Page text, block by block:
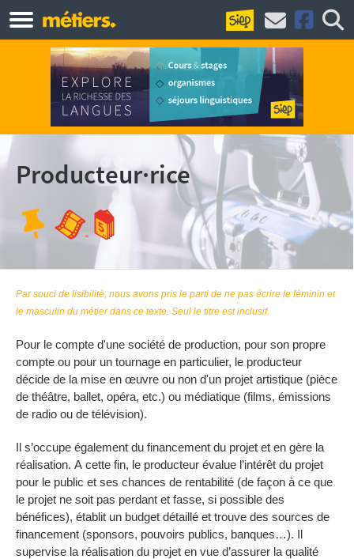
Producteur·rice
Par souci de lisibilité, nous avons pris le parti de ne pas écrire le féminin et
le masculin du métier dans ce texte. Seul le titre est inclusif.
Pour le compte d'une société de production, pour son propre
compte ou pour un tournage en particulier, le producteur
décide de la mise en œuvre ou non d'un projet artistique (pièce
de théâtre, ballet, opéra, etc.) ou médiatique (films, émissions
de radio ou de télévision).
Il s’occupe également du financement du projet et en gère la
réalisation. A cette fin, le producteur évalue l’intérêt du projet
pour le public et ses chances de rentabilité (de façon à ce que
le projet ne soit pas perdant et fasse, si possible des
bénéfices), établit un budget détaillé et trouve des sources de
financement (sponsors, pouvoirs publics, banques…). Il
supervise la réalisation du projet en vue d’assurer la qualité